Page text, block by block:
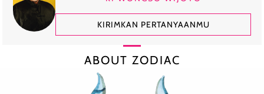
KIRIMKAN PERTANYAANMU
ABOUT ZODIAC